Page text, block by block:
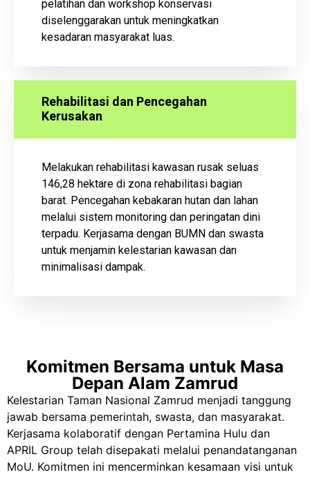
pelatihan dan workshop konservasi
diselenggarakan untuk meningkatkan
kesadaran masyarakat luas.
Rehabilitasi dan Pencegahan
Kerusakan
Melakukan rehabilitasi kawasan rusak seluas
146,28 hektare di zona rehabilitasi bagian
barat. Pencegahan kebakaran hutan dan lahan
melalui sistem monitoring dan peringatan dini
terpadu. Kerjasama dengan BUMN dan swasta
untuk menjamin kelestarian kawasan dan
minimalisasi dampak.
Komitmen Bersama untuk Masa
Depan Alam Zamrud
Kelestarian Taman Nasional Zamrud menjadi tanggung
jawab bersama pemerintah, swasta, dan masyarakat.
Kerjasama kolaboratif dengan Pertamina Hulu dan
APRIL Group telah disepakati melalui penandatanganan
MoU. Komitmen ini mencerminkan kesamaan visi untuk